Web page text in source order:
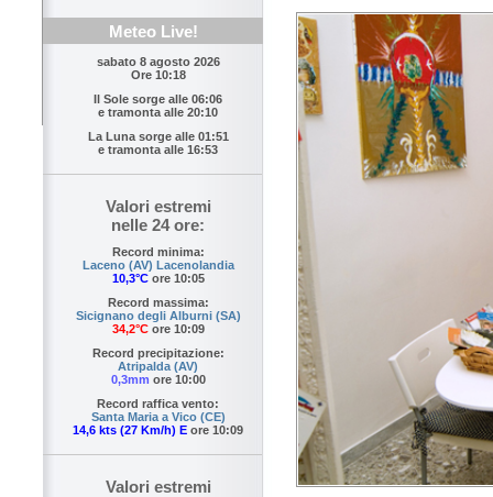
Meteo Live!
sabato 8 agosto 2026
Ore 10:18
Il Sole sorge alle 06:06
e tramonta alle 20:10
La Luna sorge alle 01:51
e tramonta alle 16:53
Valori estremi
nelle 24 ore:
Record minima:
Laceno (AV) Lacenolandia
10,3°Core 10:05
Record massima:
Sicignano degli Alburni (SA)
34,2°Core 10:09
Record precipitazione:
Atripalda (AV)
0,3mm ore 10:00
Record raffica vento:
Santa Maria a Vico (CE)
14,6 kts (27 Km/h) E ore 10:09
Valori estremi